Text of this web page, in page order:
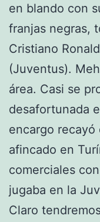
en blando con
franjas negras,
Cristiano
(Juventus).
área. Casi se
desafortunada
encargo recayó
afincado en
comerciales
jugaba en la
Claro